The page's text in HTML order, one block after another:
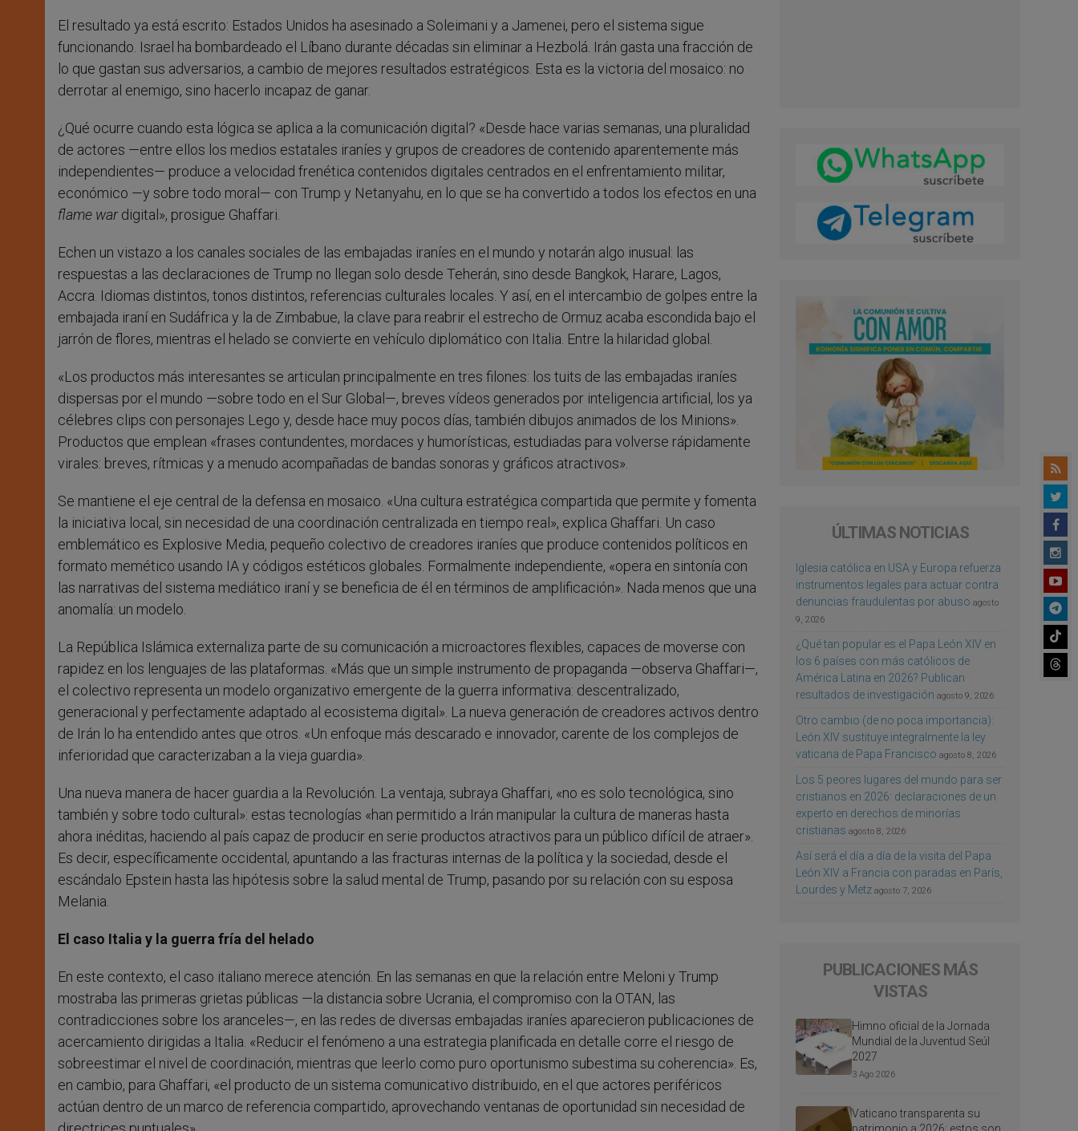
El resultado ya está escrito: Estados Unidos ha asesinado a Soleimani y a Jamenei, pero el sistema sigue
funcionando. Israel ha bombardeado el Líbano durante décadas sin eliminar a Hezbolá. Irán gasta una fracción de
lo que gastan sus adversarios, a cambio de mejores resultados estratégicos. Esta es la victoria del mosaico: no
derrotar al enemigo, sino hacerlo incapaz de ganar.
¿Qué ocurre cuando esta lógica se aplica a la comunicación digital? «Desde hace varias semanas, una pluralidad
de actores —entre ellos los medios estatales iraníes y grupos de creadores de contenido aparentemente más
independientes— produce a velocidad frenética contenidos digitales centrados en el enfrentamiento militar,
económico —y sobre todo moral— con Trump y Netanyahu, en lo que se ha convertido a todos los efectos en una
flame wardigital», prosigue Ghaffari.
Echen un vistazo a los canales sociales de las embajadas iraníes en el mundo y notarán algo inusual: las
respuestas a las declaraciones de Trump no llegan solo desde Teherán, sino desde Bangkok, Harare, Lagos,
Accra. Idiomas distintos, tonos distintos, referencias culturales locales. Y así, en el intercambio de golpes entre la
embajada iraní en Sudáfrica y la de Zimbabue, la clave para reabrir el estrecho de Ormuz acaba escondida bajo el
jarrón de flores, mientras el helado se convierte en vehículo diplomático con Italia. Entre la hilaridad global.
«Los productos más interesantes se articulan principalmente en tres filones: los tuits de las embajadas iraníes
dispersas por el mundo —sobre todo en el Sur Global—, breves vídeos generados por inteligencia artificial, los ya
célebres clips con personajes Lego y, desde hace muy pocos días, también dibujos animados de los Minions».
Productos que emplean «frases contundentes, mordaces y humorísticas, estudiadas para volverse rápidamente
virales: breves, rítmicas y a menudo acompañadas de bandas sonoras y gráficos atractivos».
Se mantiene el eje central de la defensa en mosaico. «Una cultura estratégica compartida que permite y fomenta
la iniciativa local, sin necesidad de una coordinación centralizada en tiempo real», explica Ghaffari. Un caso
emblemático es Explosive Media, pequeño colectivo de creadores iraníes que produce contenidos políticos en
formato memético usando IA y códigos estéticos globales. Formalmente independiente, «opera en sintonía con
las narrativas del sistema mediático iraní y se beneficia de él en términos de amplificación». Nada menos que una
anomalía: un modelo.
La República Islámica externaliza parte de su comunicación a microactores flexibles, capaces de moverse con
rapidez en los lenguajes de las plataformas. «Más que un simple instrumento de propaganda —observa Ghaffari—,
el colectivo representa un modelo organizativo emergente de la guerra informativa: descentralizado,
generacional y perfectamente adaptado al ecosistema digital». La nueva generación de creadores activos dentro
de Irán lo ha entendido antes que otros. «Un enfoque más descarado e innovador, carente de los complejos de
inferioridad que caracterizaban a la vieja guardia».
Una nueva manera de hacer guardia a la Revolución. La ventaja, subraya Ghaffari, «no es solo tecnológica, sino
también y sobre todo cultural»: estas tecnologías «han permitido a Irán manipular la cultura de maneras hasta
ahora inéditas, haciendo al país capaz de producir en serie productos atractivos para un público difícil de atraer».
Es decir, específicamente occidental, apuntando a las fracturas internas de la política y la sociedad, desde el
escándalo Epstein hasta las hipótesis sobre la salud mental de Trump, pasando por su relación con su esposa
Melania.
El caso Italia y la guerra fría del helado
En este contexto, el caso italiano merece atención. En las semanas en que la relación entre Meloni y Trump
mostraba las primeras grietas públicas —la distancia sobre Ucrania, el compromiso con la OTAN, las
contradicciones sobre los aranceles—, en las redes de diversas embajadas iraníes aparecieron publicaciones de
acercamiento dirigidas a Italia. «Reducir el fenómeno a una estrategia planificada en detalle corre el riesgo de
sobreestimar el nivel de coordinación, mientras que leerlo como puro oportunismo subestima su coherencia». Es,
en cambio, para Ghaffari, «el producto de un sistema comunicativo distribuido, en el que actores periféricos
actúan dentro de un marco de referencia compartido, aprovechando ventanas de oportunidad sin necesidad de
ÚLTIMAS NOTICIAS
Iglesia católica en USA y Europa refuerza
instrumentos legales para actuar contra
denuncias fraudulentas por abuso agosto
9, 2026
¿Qué tan popular es el Papa León XIV en
los 6 países con más católicos de
América Latina en 2026? Publican
resultados de investigación agosto 9, 2026
Otro cambio (de no poca importancia):
León XIV sustituye integralmente la ley
vaticana de Papa Francisco agosto 8, 2026
Los 5 peores lugares del mundo para ser
cristianos en 2026: declaraciones de un
experto en derechos de minorías
cristianas agosto 8, 2026
Así será el día a día de la visita del Papa
León XIV a Francia con paradas en París,
Lourdes y Metz agosto 7, 2026
PUBLICACIONES MÁS
VISTAS
Himno oficial de la Jornada
Mundial de la Juventud Seúl
2027
3 Ago 2026
Vaticano transparenta su